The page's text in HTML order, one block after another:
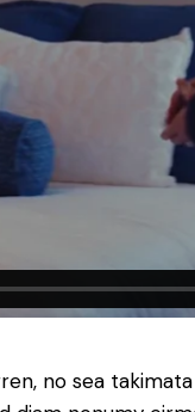
no sea